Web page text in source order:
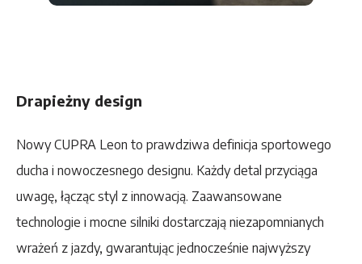
Drapieżny design
Nowy CUPRA Leon to prawdziwa definicja sportowego
ducha i nowoczesnego designu. Każdy detal przyciąga
uwagę, łącząc styl z innowacją. Zaawansowane
technologie i mocne silniki dostarczają niezapomnianych
wrażeń z jazdy, gwarantując jednocześnie najwyższy